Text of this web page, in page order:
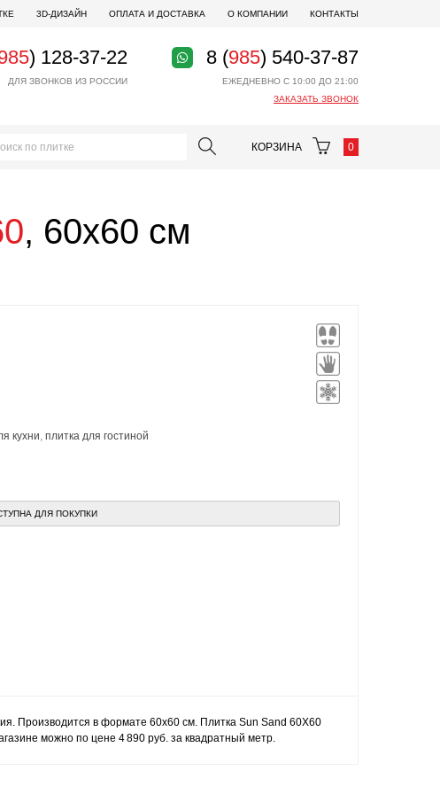
3D-ДИЗАЙН ОПЛАТА И ДОСТАВКА О КОМПАНИИ КОНТАКТЫ
) 128-37-22
ДЛЯ ЗВОНКОВ ИЗ РОССИИ
8 (985) 540-37-87
ЕЖЕДНЕВНО С 10:00 ДО 21:00
ЗАКАЗАТЬ ЗВОНОК
КОРЗИНА 0
, 60x60 см
кухни, плитка для гостиной
ДЛЯ ПОКУПКИ
Производится в формате 60x60 см. Плитка Sun Sand 60X60
можно по цене 4 890 руб. за квадратный метр.